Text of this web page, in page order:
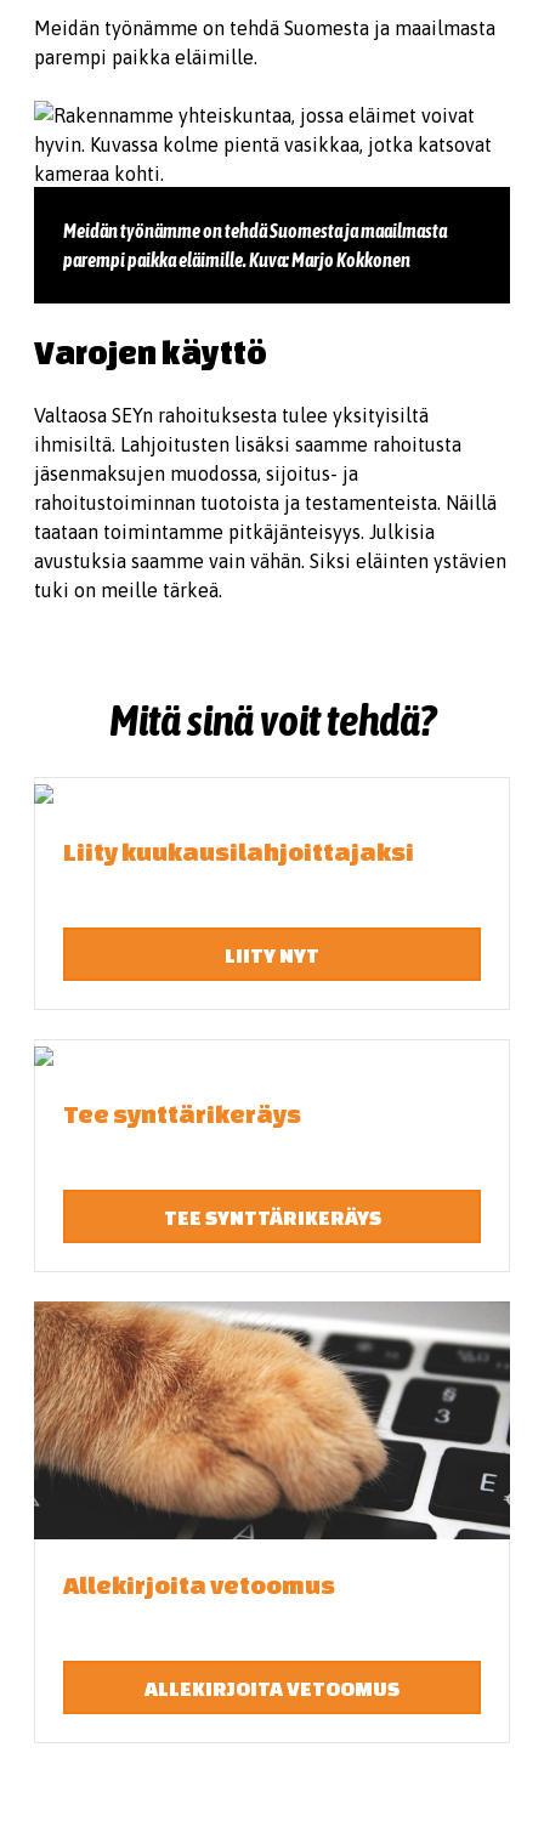
Meidän työnämme on tehdä Suomesta ja maailmasta
parempi paikka eläimille.
Meidän työnämme on tehdä Suomesta ja maailmasta
parempi paikka eläimille. Kuva: Marjo Kokkonen
Varojen käyttö
Valtaosa SEYn rahoituksesta tulee yksityisiltä
ihmisiltä. Lahjoitusten lisäksi saamme rahoitusta
jäsenmaksujen muodossa, sijoitus- ja
rahoitustoiminnan tuotoista ja testamenteista. Näillä
taataan toimintamme pitkäjänteisyys. Julkisia
avustuksia saamme vain vähän. Siksi eläinten ystävien
tuki on meille tärkeä.
Mitä sinä voit tehdä?
Liity kuukausilahjoittajaksi
LIITY NYT
Tee synttärikeräys
TEE SYNTTÄRIKERÄYS
Allekirjoita vetoomus
ALLEKIRJOITA VETOOMUS